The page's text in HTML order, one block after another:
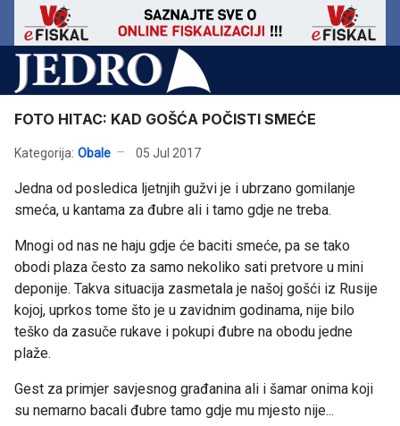
FOTO HITAC: KAD GOŠĆA POČISTI SMEĆE
Kategorija: Obale 05 Jul 2017
Jedna od posledica ljetnjih gužvi je i ubrzano gomilanje
smeća, u kantama za đubre ali i tamo gdje ne treba.
Mnogi od nas ne haju gdje će baciti smeće, pa se tako
obodi plaza često za samo nekoliko sati pretvore u mini
deponije. Takva situacija zasmetala je našoj gošći iz Rusije
kojoj, uprkos tome što je u zavidnim godinama, nije bilo
teško da zasuče rukave i pokupi đubre na obodu jedne
plaže.
Gest za primjer savjesnog građanina ali i šamar onima koji
su nemarno bacali đubre tamo gdje mu mjesto nije...